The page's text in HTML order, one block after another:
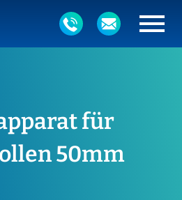
für
50mm